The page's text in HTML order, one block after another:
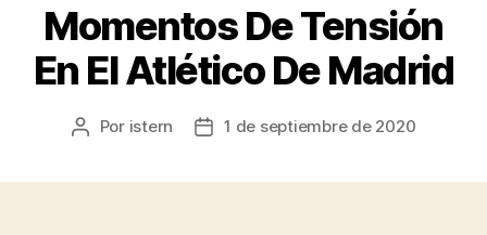
Momentos De Tensión
En El Atlético De Madrid
Autor
Por istern
Fecha1 de septiembre de 2020